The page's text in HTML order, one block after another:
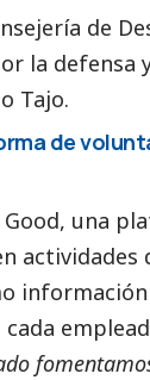
de
la defensa
Tajo.
de
una